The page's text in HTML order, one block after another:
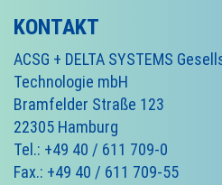
KONTAKT
ACSG + DELTA SYSTEMS
Technologie mbH
Bramfelder Straße 123
22305 Hamburg
Tel.: +49 40 / 611 709-0
Fax.: +49 40 / 611 709-55